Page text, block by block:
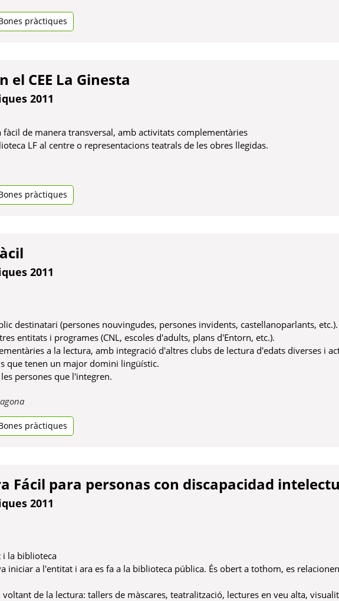
pràctiques
el CEE La Ginesta
2011
fàcil de manera transversal, amb activitats complementàries
LF al centre o representacions teatrals de les obres llegidas.
pràctiques
2011
destinatari (persones nouvingudes, persones invidents, castellanoparlants, etc.).
entitats i programes (CNL, escoles d'adults, plans d'Entorn, etc.).
a la lectura, amb integració d'altres clubs de lectura d'edats diverses i
que tenen un major domini lingüístic.
persones que l'integren.
Obre
en
una
pestanya
pràctiques
Fácil para personas con discapacidad
2011
i la biblioteca
iniciar a l'entitat i ara es fa a la biblioteca pública. És obert a tothom, es
voltant de la lectura: tallers de màscares, teatralització, lectures en veu alta,